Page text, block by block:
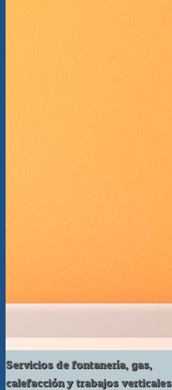
Servicios de fontanería, gas,
calefacción y trabajos verticales